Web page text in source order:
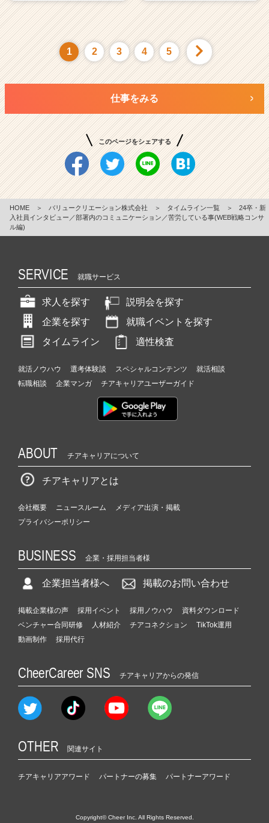
1 2 3 4 5
仕事をみる
このページをシェアする
HOME ＞ バリュークリエーション株式会社 ＞ タイムライン一覧 ＞
24卒・新
入社員インタビュー／部署内のコミュニケーション／苦労している事(WEB戦略コンサ
ル編)
SERVICE 就職サービス
求人を探す
説明会を探す
企業を探す
就職イベントを探す
タイムライン
適性検査
就活ノウハウ 選考体験談 スペシャルコンテンツ
就活相談
転職相談
企業マンガ チアキャリアユーザーガイド
ABOUT チアキャリアについて
チアキャリアとは
会社概要 ニュースルーム
メディア出演・掲載
プライバシーポリシー
BUSINESS 企業・採用担当者様
企業担当者様へ 掲載のお問い合わせ
掲載企業様の声 採用イベント 採用ノウハウ
資料ダウンロード
ベンチャー合同研修
人材紹介 チアコネクション
TikTok運用
動画制作
採用代行
CheerCareer SNS チアキャリアからの発信
OTHER 関連サイト
チアキャリアアワード パートナーの募集 パートナーアワード
Copyright© Cheer Inc. All Rights Reserved.